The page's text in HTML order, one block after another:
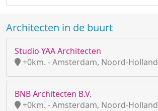
Architecten in de buurt
Studio YAA Architecten
+0km. - Amsterdam, Noord-Holland
BNB Architecten B.V.
+0km. - Amsterdam, Noord-Holland